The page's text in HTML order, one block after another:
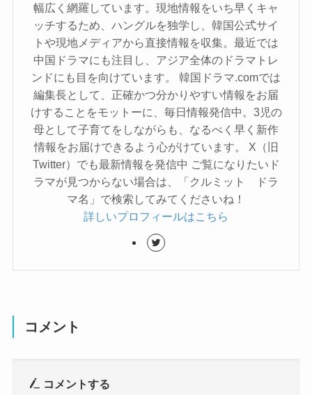
幅広く網羅しています。現地情報をいち早くキャ
ッチするため、ハングルを独学し、韓国公式サイ
トや現地メディアから直接情報を収集。最近では
中国ドラマにも注目し、アジア全体のドラマトレ
ンドにも目を向けています。 韓国ドラマ.comでは
編集長として、正確かつ分かりやすい情報をお届
けすることをモットーに、毎日情報発信中。3児の
母として子育てをしながらも、なるべく早く新作
情報をお届けできるよう心がけています。 X（旧
Twitter）でも最新情報を発信中 ご覧になりたいド
ラマが見つからない場合は、「クルミット ドラ
マ名」で検索してみてくださいね！
詳しいプロフィールはこちら
コメント
コメントする